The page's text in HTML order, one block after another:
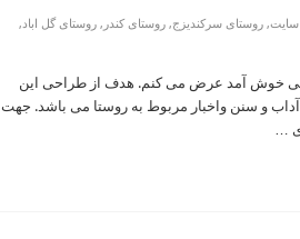
سایت, روستای سرکندیزج, روستای کندر , روستای گل اباد,
خوش آمد عرض می کنم. هدف از طراحی این
و سنن واخبار مربوط به روستا می باشد. جهت
…